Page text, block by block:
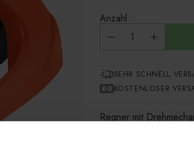
Anzahl
SEHR SCHNELL
KOSTENLOSER
Regner mit
und rechteckigen